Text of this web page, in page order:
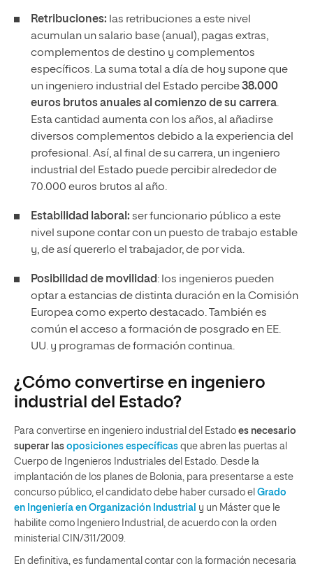
Retribuciones: las retribuciones a este nivel
acumulan un salario base (anual), pagas extras,
complementos de destino y complementos
específicos. La suma total a día de hoy supone que
un ingeniero industrial del Estado percibe38.000
euros brutos anuales al comienzo de su carrera.
Esta cantidad aumenta con los años, al añadirse
diversos complementos debido a la experiencia del
profesional. Así, al final de su carrera, un ingeniero
industrial del Estado puede percibir alrededor de
70.000 euros brutos al año.
Estabilidad laboral: ser funcionario público a este
nivel supone contar con un puesto de trabajo estable
y, de así quererlo el trabajador, de por vida.
Posibilidad de movilidad: los ingenieros pueden
optar a estancias de distinta duración en la Comisión
Europea como experto destacado. También es
común el acceso a formación de posgrado en EE.
UU. y programas de formación continua.
¿Cómo convertirse en ingeniero
industrial del Estado?
Para convertirse en ingeniero industrial del Estado es necesario
superar las oposiciones específicas que abren las puertas al
Cuerpo de Ingenieros Industriales del Estado. Desde la
implantación de los planes de Bolonia, para presentarse a este
concurso público, el candidato debe haber cursado el Grado
en Ingeniería en Organización Industrial y un Máster que le
habilite como Ingeniero Industrial, de acuerdo con la orden
ministerial CIN/311/2009.
En definitiva, es fundamental contar con la formación necesaria